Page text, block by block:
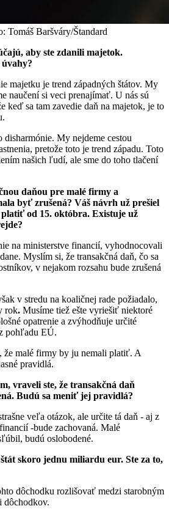
Tomáš Baršváry/Štandard
aby ste zdanili majetok.
majetku je trend západných štátov. My
naučení si veci prenajímať. U nás sú
keď sa tam zavedie daň na majetok, je to
My nejdeme cestou
pretože toto je trend západu. Toto
našich ľudí, ale sme do toho tlačení
daňou pre malé firmy a
byť zrušená? Váš návrh už prešiel
od 15. októbra. Existuje už
na ministerstve financií, vyhodnocovali
Myslím si, že transakčná daň, čo sa
v nejakom rozsahu bude zrušená
v stredu na koaličnej rade požiadalo,
rok. Musíme tiež ešte vyriešiť niektoré
opatrenie a zvýhodňuje určité
pohľadu EÚ.
malé firmy by ju nemali platiť. A
pravidlá.
vraveli ste, že transakčná daň
Budú sa meniť jej pravidlá?
veľa otázok, ale určite tá daň - aj z
-bude zachovaná. Malé
budú oslobodené.
skoro jednu miliardu eur. Ste za to,
dôchodku rozlišovať medzi starobným
dôchodkov.